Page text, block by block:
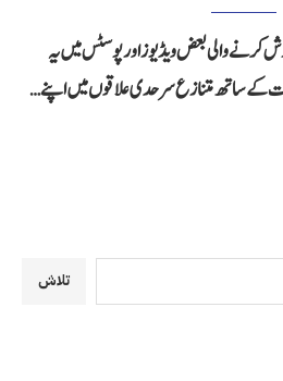
کرنے والی بعض ویڈیوز اور پوسٹس میں یہ
کے ساتھ متنازع سرحدی علاقوں میں اپنے…
تلاش